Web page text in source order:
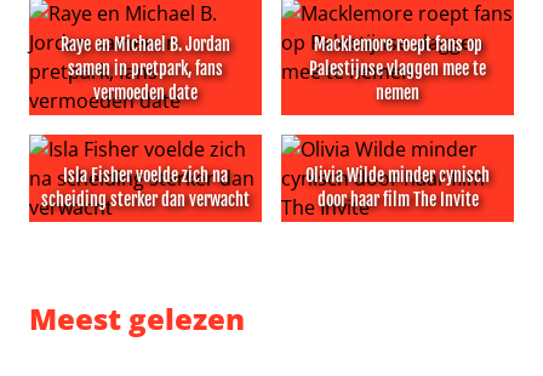
Raye en Michael B. Jordan
samen in pretpark, fans
vermoeden date
Raye en Michael B. Jordan samen in pretpark, fans
Macklemore roept fans op
Palestijnse vlaggen mee te
nemen
Macklemore roept fans op
Isla Fisher voelde zich na
scheiding sterker dan verwacht
Olivia Wilde minder cynisch
door haar film The Invite
Meest gelezen